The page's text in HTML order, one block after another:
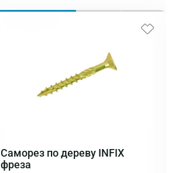
Саморез по дереву INFIX
фреза